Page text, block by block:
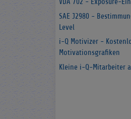
VDA 702 - Exposure-
SAE J2980 -
Level
i-Q Motivizer -
Motivationsgrafiken
Kleine i-Q-Mitarbeiter